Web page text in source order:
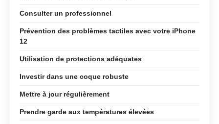
Consulter un professionnel
Prévention des problèmes tactiles avec votre iPhone
12
Utilisation de protections adéquates
Investir dans une coque robuste
Mettre à jour régulièrement
Prendre garde aux températures élevées